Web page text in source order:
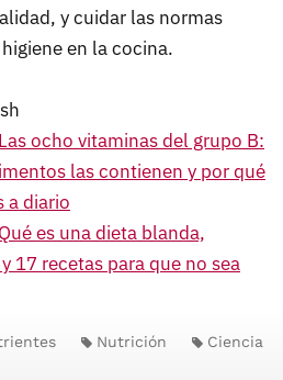
y cuidar las normas
en la cocina.
Las ocho vitaminas del grupo B:
las contienen y por qué
a diario
Qué es una dieta blanda,
17 recetas para que no sea
Nutrición Ciencia